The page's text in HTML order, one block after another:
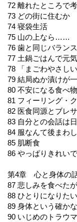
72 離れたところで
73 どの街に住むか
74 寝袋生活
75 山の上なら……
76 歯と同じバラン
77 土鍋ごはんで元
78 「まごわやさし
79 結局ぬか漬けが
80 不安になる食べ
81 フィーリング・
82 医食同源とブレ
83 自分との会話は
84 服なんて後まわし
85 肌断食
86 やっぱりきれい
第4章 心と身体の
87 悲しみを食べた
88 ひとりになりたい
89 身体という確か
90 いじめのトラウマ